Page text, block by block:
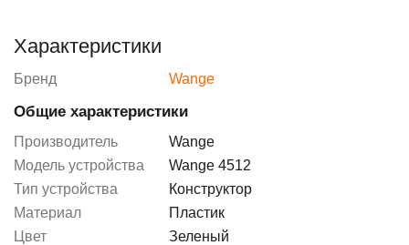
Характеристики
Бренд Wange
Общие характеристики
Производитель
Wange
Модель устройства
Wange 4512
Тип устройства
Конструктор
Материал
Пластик
Цвет
Зеленый